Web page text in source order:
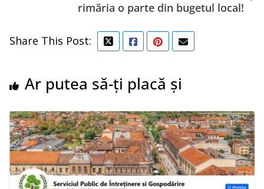
rimăria o parte din bugetul local!
Share This Post:
Ar putea să-ți placă și